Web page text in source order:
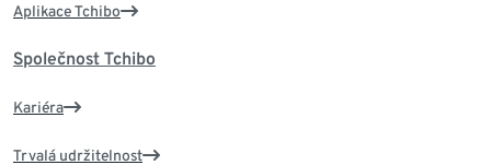
Aplikace Tchibo
Společnost Tchibo
Kariéra
Trvalá udržitelnost